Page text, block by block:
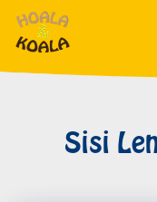
Sisi